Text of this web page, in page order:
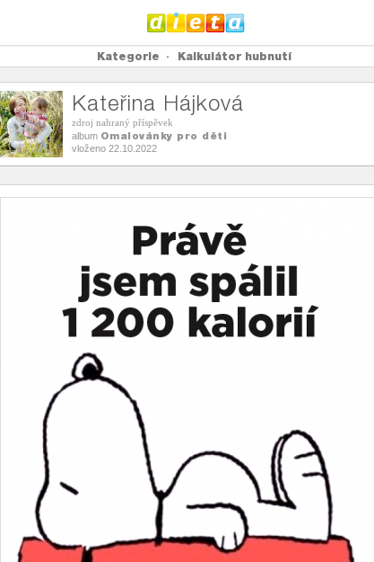
Kategorie Kalkulátor hubnutí
Kateřina Hájková
zdroj nahraný příspěvek
album Omalovánky pro děti
vloženo 22.10.2022